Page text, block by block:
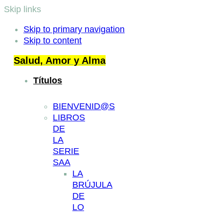
Skip links
Skip to primary navigation
Skip to content
Salud, Amor y Alma
Títulos
BIENVENID@S
LIBROS
DE
LA
SERIE
SAA
LA
BRÚJULA
DE
LO